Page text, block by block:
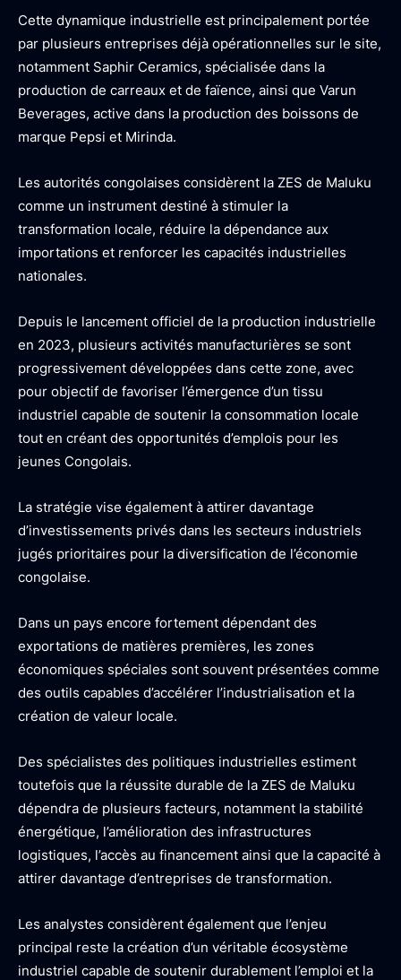
Cette dynamique industrielle est principalement portée
par plusieurs entreprises déjà opérationnelles sur le site,
notamment Saphir Ceramics, spécialisée dans la
production de carreaux et de faïence, ainsi que Varun
Beverages, active dans la production des boissons de
marque Pepsi et Mirinda.
Les autorités congolaises considèrent la ZES de Maluku
comme un instrument destiné à stimuler la
transformation locale, réduire la dépendance aux
importations et renforcer les capacités industrielles
nationales.
Depuis le lancement officiel de la production industrielle
en 2023, plusieurs activités manufacturières se sont
progressivement développées dans cette zone, avec
pour objectif de favoriser l’émergence d’un tissu
industriel capable de soutenir la consommation locale
tout en créant des opportunités d’emplois pour les
jeunes Congolais.
La stratégie vise également à attirer davantage
d’investissements privés dans les secteurs industriels
jugés prioritaires pour la diversification de l’économie
congolaise.
Dans un pays encore fortement dépendant des
exportations de matières premières, les zones
économiques spéciales sont souvent présentées comme
des outils capables d’accélérer l’industrialisation et la
création de valeur locale.
Des spécialistes des politiques industrielles estiment
toutefois que la réussite durable de la ZES de Maluku
dépendra de plusieurs facteurs, notamment la stabilité
énergétique, l’amélioration des infrastructures
logistiques, l’accès au financement ainsi que la capacité à
attirer davantage d’entreprises de transformation.
Les analystes considèrent également que l’enjeu
principal reste la création d’un véritable écosystème
industriel capable de soutenir durablement l’emploi et la